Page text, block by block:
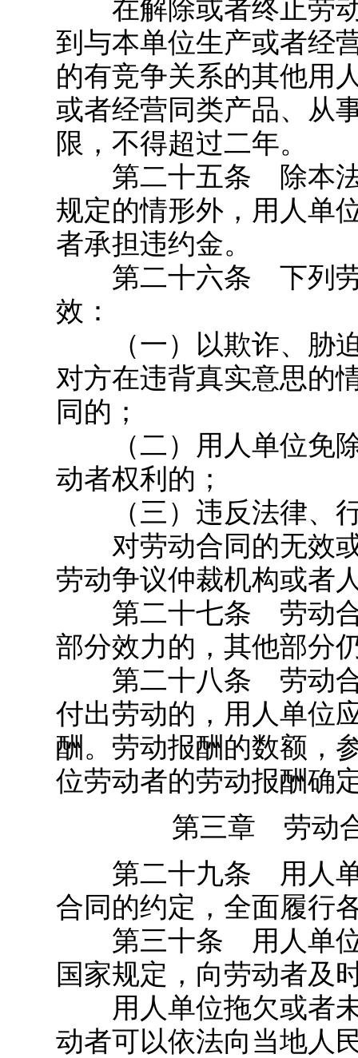
在解除或者终止劳动
到与本单位生产或者经
的有竞争关系的其他用
或者经营同类产品、从
限，不得超过二年。
第二十五条 除本法
规定的情形外，用人单
者承担违约金。
第二十六条 下列劳
效：
（一）以欺诈、胁迫
对方在违背真实意思的
同的；
（二）用人单位免除
动者权利的；
（三）违反法律、行
对劳动合同的无效或
劳动争议仲裁机构或者
第二十七条 劳动合
部分效力的，其他部分
第二十八条 劳动合
付出劳动的，用人单位
酬。劳动报酬的数额，
位劳动者的劳动报酬确
第三章 劳动
第二十九条 用人单
合同的约定，全面履行
第三十条 用人单位
国家规定，向劳动者及
用人单位拖欠或者未
动者可以依法向当地人